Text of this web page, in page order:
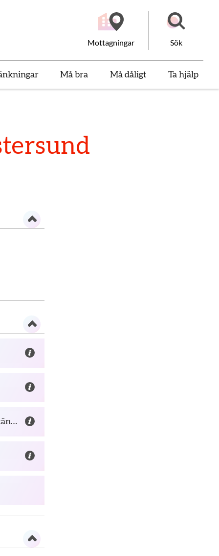
Mottagningar Sök
Må bra Må dåligt Ta hjälp
Anmälan grupp - Är du självkritisk, övertänkare och vill bli kompis med dina känslor?